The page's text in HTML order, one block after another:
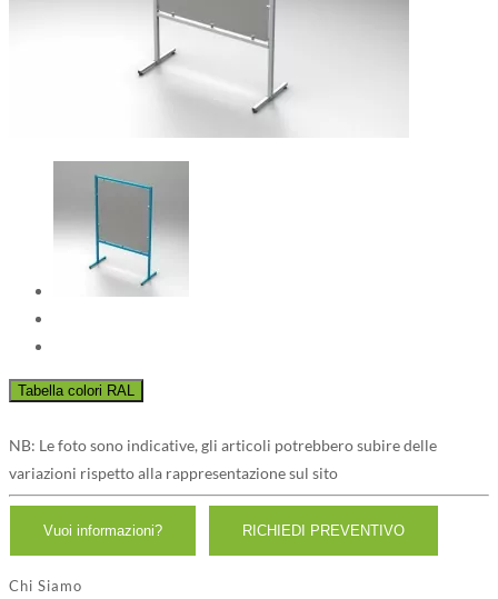
NB: Le foto sono indicative, gli articoli potrebbero subire delle
variazioni rispetto alla rappresentazione sul sito
Chi Siamo